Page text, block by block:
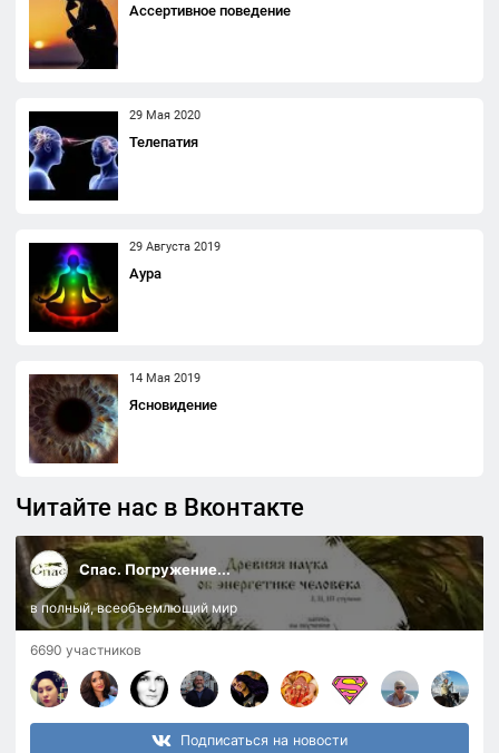
Ассертивное поведение
29 Мая 2020
Телепатия
29 Августа 2019
Аура
14 Мая 2019
Ясновидение
Читайте нас в Вконтакте
Спас. Погружение...
в полный, всеобъемлющий мир
6690 участников
Подписаться на новости